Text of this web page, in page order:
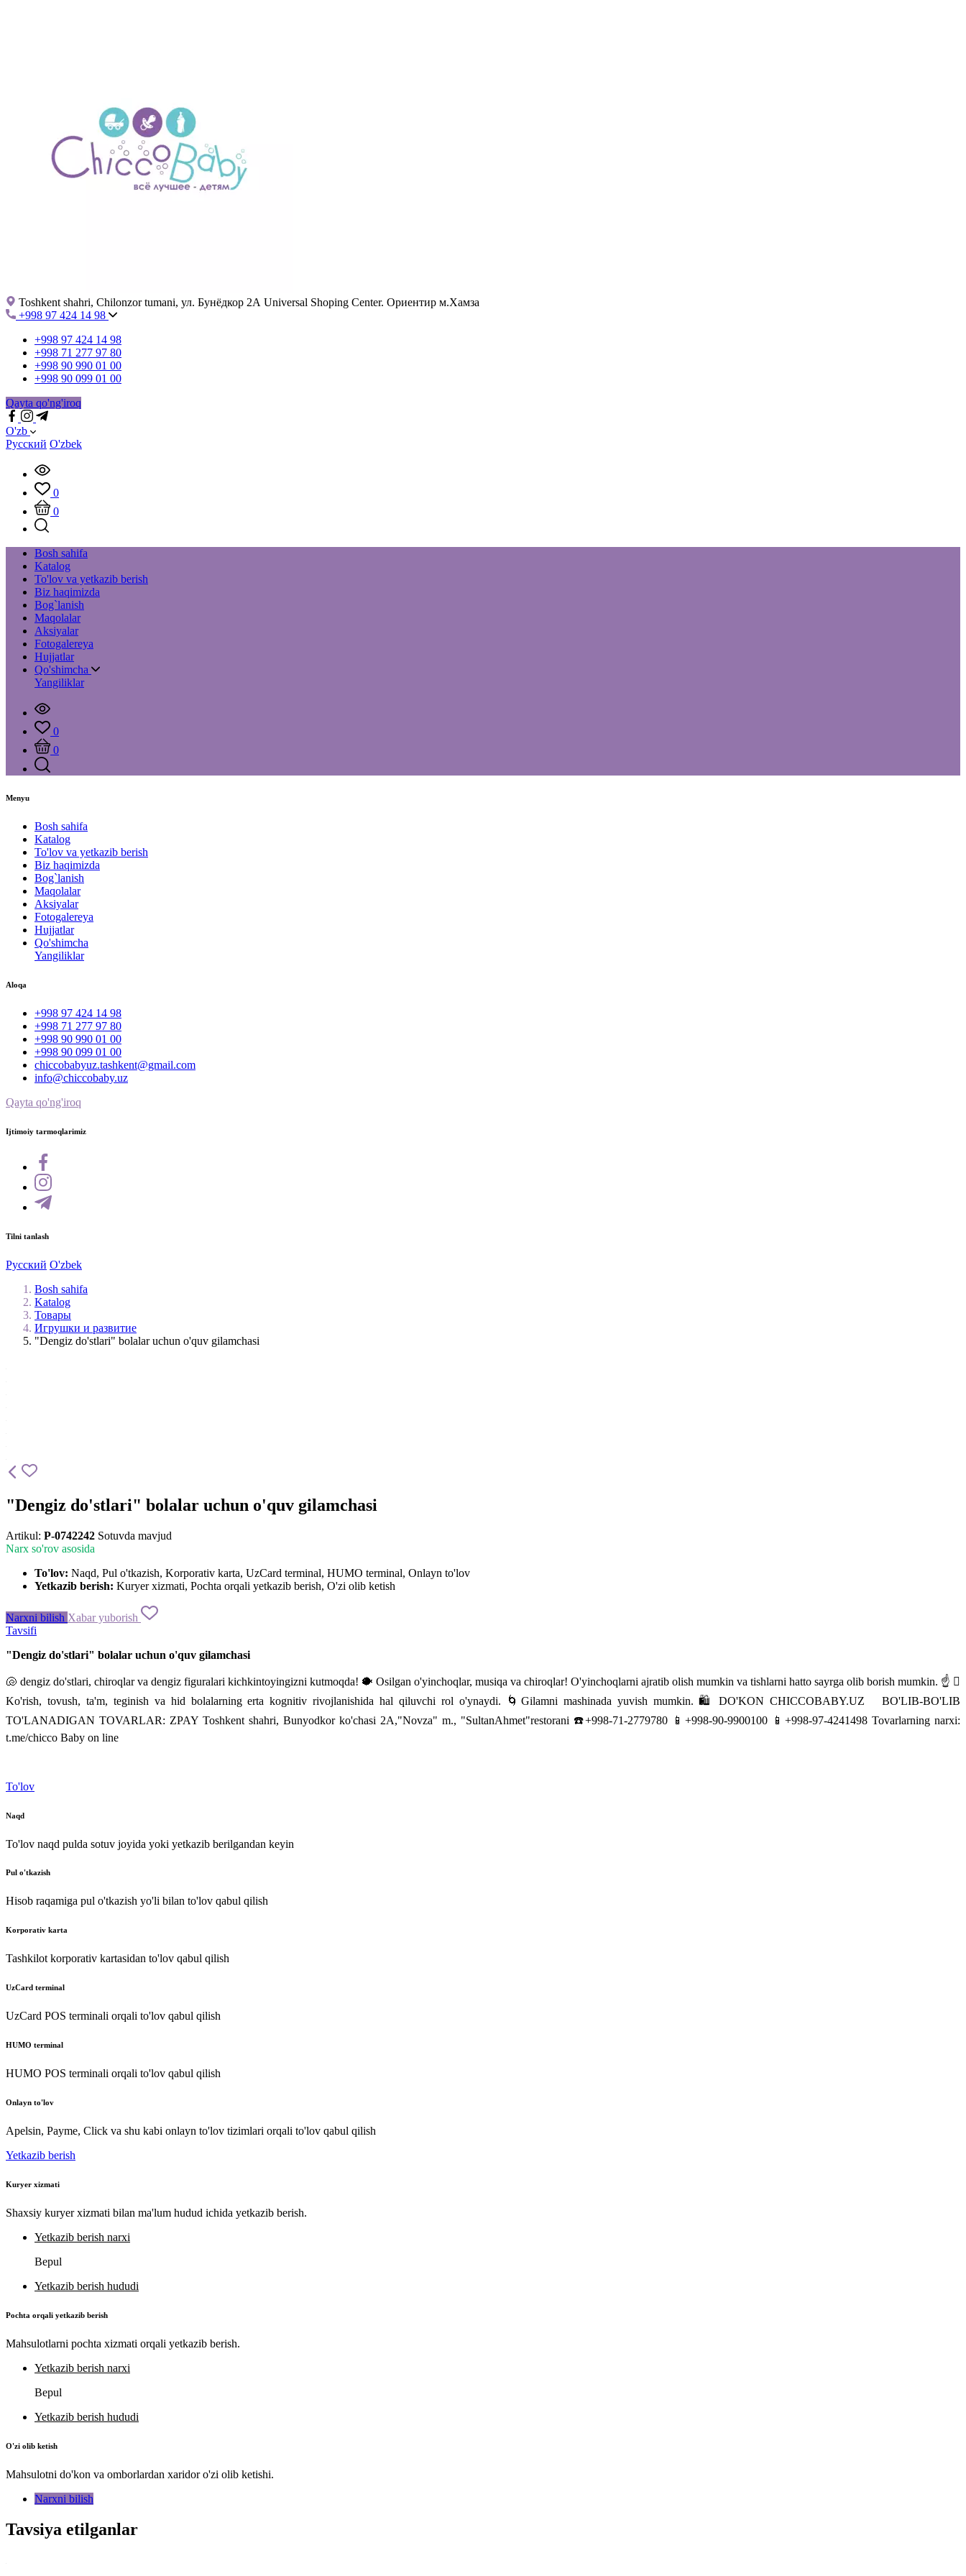
Toshkent shahri, Chilonzor tumani, ул. Бунёдкор 2А Universal Shoping Center. Ориентир м.Хамза
+998 97 424 14 98
+998 97 424 14 98
+998 71 277 97 80
+998 90 990 01 00
+998 90 099 01 00
Qayta qo'ng'iroq
O'zb
Русский O'zbek
0
0
Bosh sahifa
Katalog
To'lov va yetkazib berish
Biz haqimizda
Bog`lanish
Maqolalar
Aksiyalar
Fotogalereya
Hujjatlar
Qo'shimcha
Yangiliklar
0
0
Menyu
Bosh sahifa
Katalog
To'lov va yetkazib berish
Biz haqimizda
Bog`lanish
Maqolalar
Aksiyalar
Fotogalereya
Hujjatlar
Qo'shimcha
Yangiliklar
Aloqa
+998 97 424 14 98
+998 71 277 97 80
+998 90 990 01 00
+998 90 099 01 00
chiccobabyuz.tashkent@gmail.com
info@chiccobaby.uz
Qayta qo'ng'iroq
Ijtimoiy tarmoqlarimiz
Tilni tanlash
Русский O'zbek
Bosh sahifa
Katalog
Товары
Игрушки и развитие
"Dengiz do'stlari" bolalar uchun o'quv gilamchasi
"Dengiz do'stlari" bolalar uchun o'quv gilamchasi
Artikul: P-0742242 Sotuvda mavjud
Narx so'rov asosida
To'lov: Naqd, Pul o'tkazish, Korporativ karta, UzCard terminal, HUMO terminal, Onlayn to'lov
Yetkazib berish: Kuryer xizmati, Pochta orqali yetkazib berish, O'zi olib ketish
Narxni bilish Xabar yuborish
Tavsifi
"Dengiz do'stlari" bolalar uchun o'quv gilamchasi
🐚 dengiz do'stlari, chiroqlar va dengiz figuralari kichkintoyingizni kutmoqda! 🐡 Osilgan o'yinchoqlar, musiqa va chiroqlar! O'yinchoqlarni ajratib olish mumkin va tishlarni hatto sayrga olib borish mumkin. ☝ 🏻
Ko'rish, tovush, ta'm, teginish va hid bolalarning erta kognitiv rivojlanishida hal qiluvchi rol o'ynaydi. 🌀Gilamni mashinada yuvish mumkin. 🛍 DO'KON CHICCOBABY.UZ ️ ️ BO'LIB-BO'LIB
TO'LANADIGAN TOVARLAR: ZPAY Toshkent shahri, Bunyodkor ko'chasi 2A,"Novza" m., "SultanAhmet"restorani ☎️+998-71-2779780 📱+998-90-9900100 📱+998-97-4241498 Tovarlarning narxi:
t.me/chicco Baby on line
To'lov
Naqd
To'lov naqd pulda sotuv joyida yoki yetkazib berilgandan keyin
Pul o'tkazish
Hisob raqamiga pul o'tkazish yo'li bilan to'lov qabul qilish
Korporativ karta
Tashkilot korporativ kartasidan to'lov qabul qilish
UzCard terminal
UzCard POS terminali orqali to'lov qabul qilish
HUMO terminal
HUMO POS terminali orqali to'lov qabul qilish
Onlayn to'lov
Apelsin, Payme, Click va shu kabi onlayn to'lov tizimlari orqali to'lov qabul qilish
Yetkazib berish
Kuryer xizmati
Shaxsiy kuryer xizmati bilan ma'lum hudud ichida yetkazib berish.
Yetkazib berish narxi
Bepul
Yetkazib berish hududi
Pochta orqali yetkazib berish
Mahsulotlarni pochta xizmati orqali yetkazib berish.
Yetkazib berish narxi
Bepul
Yetkazib berish hududi
O'zi olib ketish
Mahsulotni do'kon va omborlardan xaridor o'zi olib ketishi.
Narxni bilish
Tavsiya etilganlar